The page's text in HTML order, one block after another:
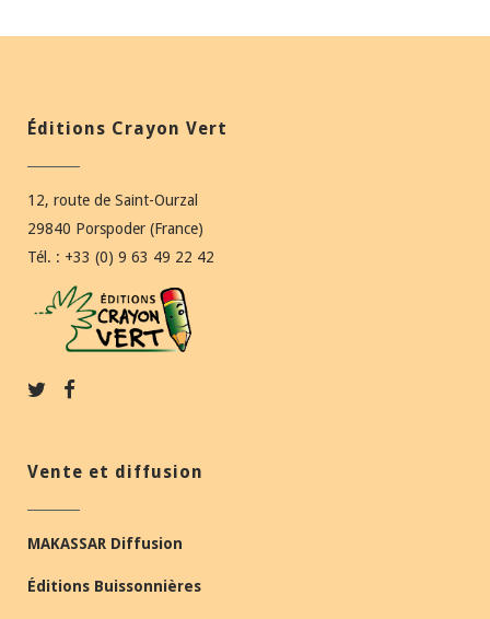
Éditions Crayon Vert
12, route de Saint-Ourzal
29840 Porspoder (France)
Tél. : +33 (0) 9 63 49 22 42
Vente et diffusion
MAKASSAR Diffusion
Éditions Buissonnières